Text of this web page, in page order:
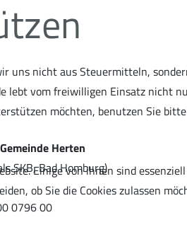
uns nicht aus Steuermitteln,
lebt vom freiwilligen Einsatz nicht
möchten, benutzen Sie
Herten
SKB, Bad Homburg)
0796 00
Einige von ihnen sind
ob Sie die Cookies zulassen